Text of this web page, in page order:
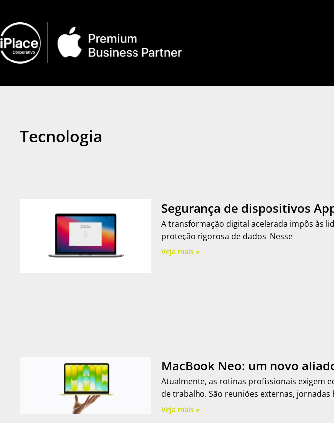
Tecnologia
Segurança de dispositivos
A transformação digital acelerada impôs às
proteção rigorosa de dados. Nesse
Veja mais »
MacBook Neo: um novo
Atualmente, as rotinas profissionais exigem
de trabalho. São reuniões externas,
Veja mais »